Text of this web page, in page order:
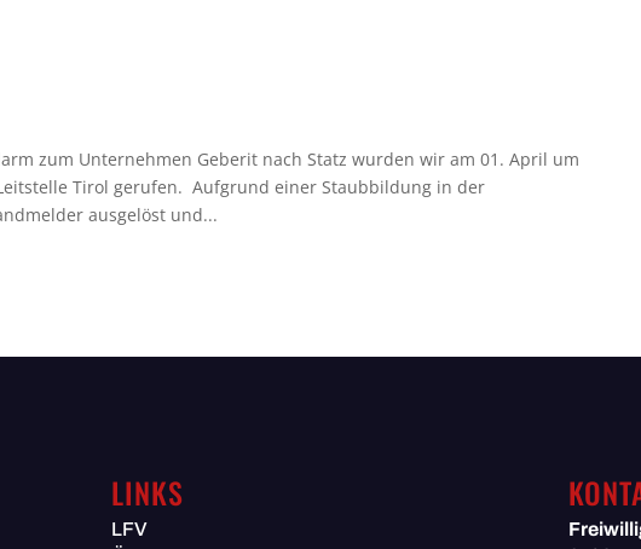
zum Unternehmen Geberit nach Statz wurden wir am 01. April um
Tirol gerufen. Aufgrund einer Staubbildung in der
ausgelöst und...
LINKS
LFV